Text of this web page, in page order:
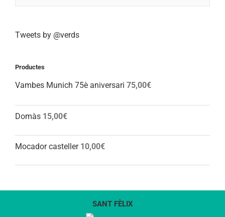
Tweets by @verds
Productes
Vambes Munich 75è aniversari 75,00€
Domàs 15,00€
Mocador casteller 10,00€
SANT FÈLIX